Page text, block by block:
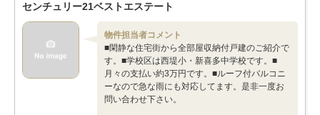
センチュリー21ベストエステート
物件担当者コメント
■閑静な住宅街から全部屋収納付戸建のご紹介で
す。■学校区は西堤小・新喜多中学校です。■
月々の支払い約3万円です。■ルーフ付バルコニ
ーなので急な雨にも対応してます。是非一度お
問い合わせ下さい。